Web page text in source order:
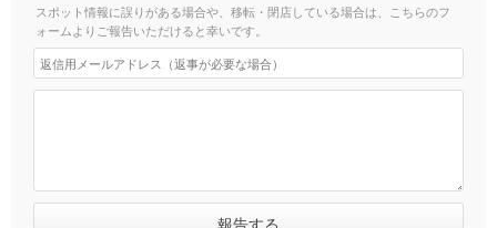
スポット情報に誤りがある場合や、移転・閉店している場合は、こちらのフ
ォームよりご報告いただけると幸いです。